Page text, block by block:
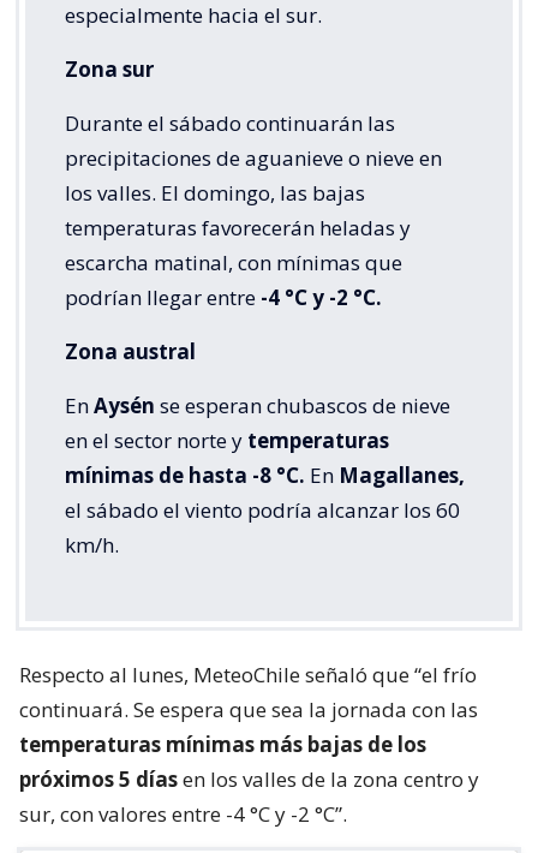
especialmente hacia el sur.
Zona sur
Durante el sábado continuarán las
precipitaciones de aguanieve o nieve en
los valles. El domingo, las bajas
temperaturas favorecerán heladas y
escarcha matinal, con mínimas que
podrían llegar entre -4 °C y -2 °C.
Zona austral
EnAysén se esperan chubascos de nieve
en el sector norte y temperaturas
mínimas de hasta -8 °C. En Magallanes,
el sábado el viento podría alcanzar los 60
km/h.
Respecto al lunes, MeteoChile señaló que “el frío
continuará. Se espera que sea la jornada con las
temperaturas mínimas más bajas de los
próximos 5 díasen los valles de la zona centro y
sur, con valores entre -4 °C y -2 °C”.